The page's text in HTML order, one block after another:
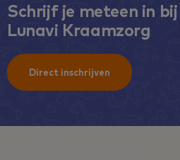
Schrijf je meteen in bij
Lunavi Kraamzorg
Direct inschrijven